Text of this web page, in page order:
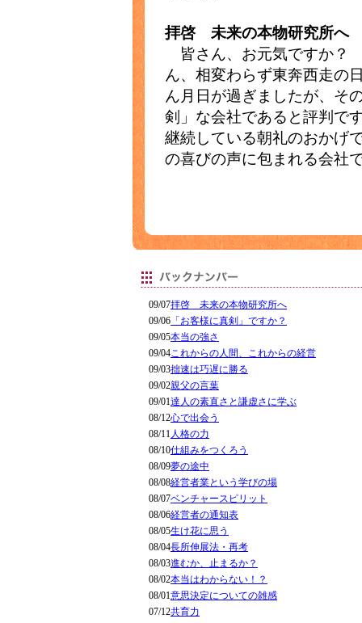
拝啓 未来の本物研究所へ
皆さん、お元気ですか？
ん、相変わらず東奔西走の
ん月日が過ぎましたが、そ
剣」な会社であると評判で
継続している朝礼のおかげ
の喜びの声に包まれる会社
09/07拝啓 未来の本物研究所へ
09/06 「お客様に真剣」ですか？
09/05本当の強さ
09/04これからの人間、これからの経営
09/03拙速は巧遅に勝る
09/02親父の言葉
09/01達人の素直さと謙虚さに学ぶ
08/12心で出会う
08/11人格の力
08/10仕組みをつくろう
08/09夢の途中
08/08経営者業という学びの場
08/07ベンチャースピリット
08/06経営者の通知表
08/05生け花に思う
08/04長所伸展法・再考
08/03進むか、止まるか？
08/02本当はわからない！？
08/01意思決定についての雑感
07/12共育力